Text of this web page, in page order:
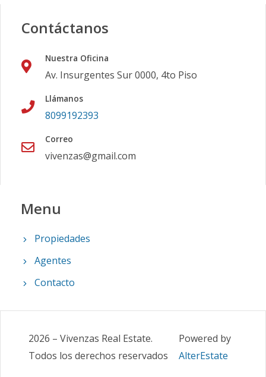
Contáctanos
Nuestra Oficina
Av. Insurgentes Sur 0000, 4to Piso
Llámanos
8099192393
Correo
vivenzas@gmail.com
Menu
Propiedades
Agentes
Contacto
2026 – Vivenzas Real Estate.
Todos los derechos reservados
Powered by
AlterEstate